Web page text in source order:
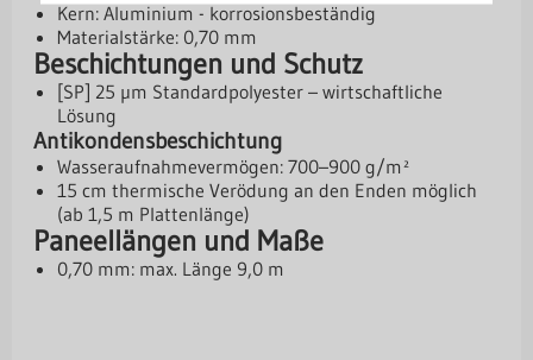
Kern: Aluminium - korrosionsbeständig
Materialstärke: 0,70 mm
Beschichtungen und Schutz
[SP] 25 µm Standardpolyester – wirtschaftliche
Lösung
Antikondensbeschichtung
Wasseraufnahmevermögen: 700–900 g/m²
15 cm thermische Verödung an den Enden möglich
(ab 1,5 m Plattenlänge)
Paneellängen und Maße
0,70 mm: max. Länge 9,0 m